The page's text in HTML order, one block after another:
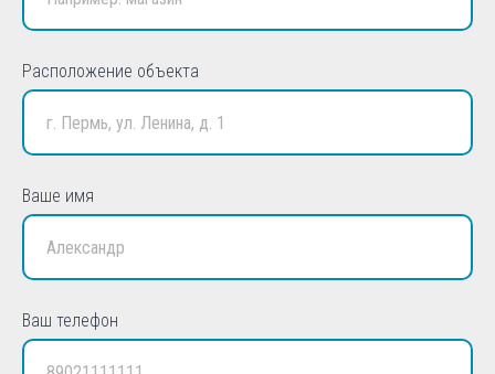
Расположение объекта
Ваше имя
Ваш телефон